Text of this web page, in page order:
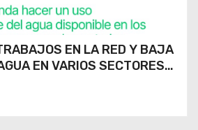
EN LA RED Y BAJA
EN VARIOS SECTORES